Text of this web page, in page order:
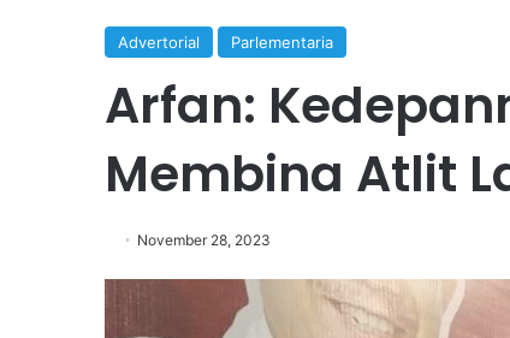
Advertorial Parlementaria
Arfan:
Membina Atlit
November 28, 2023